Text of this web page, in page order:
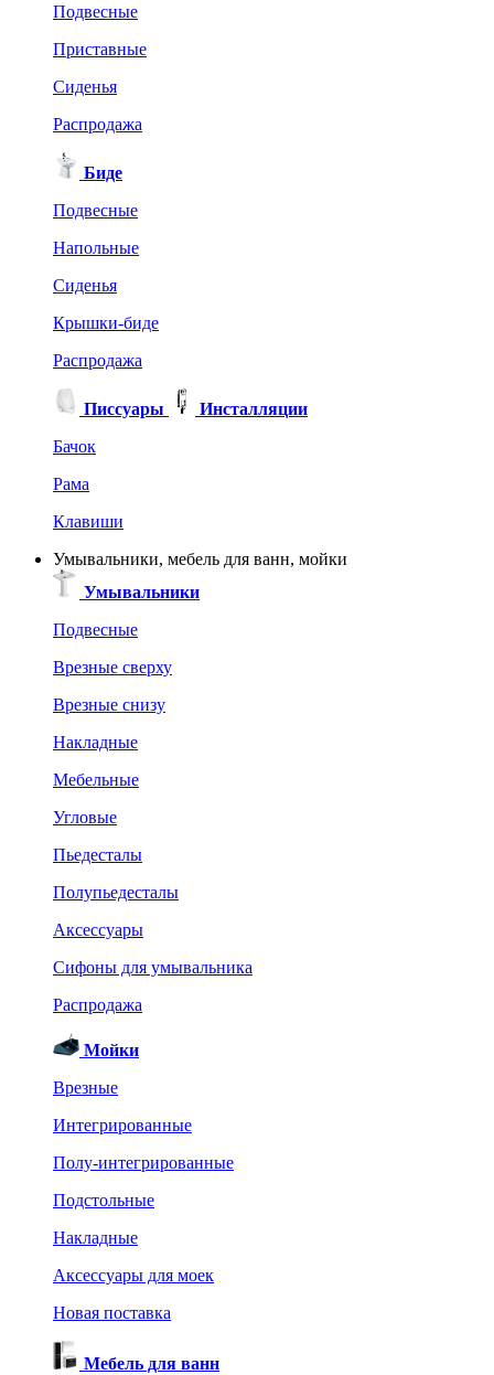
Подвесные
Приставные
Сиденья
Распродажа
Биде
Подвесные
Напольные
Сиденья
Крышки-биде
Распродажа
Писсуары
Инсталляции
Бачок
Рама
Клавиши
Умывальники, мебель для ванн, мойки
Умывальники
Подвесные
Врезные сверху
Врезные снизу
Накладные
Мебельные
Угловые
Пьедесталы
Полупьедесталы
Аксессуары
Сифоны для умывальника
Распродажа
Мойки
Врезные
Интегрированные
Полу-интегрированные
Подстольные
Накладные
Аксессуары для моек
Новая поставка
Мебель для ванн